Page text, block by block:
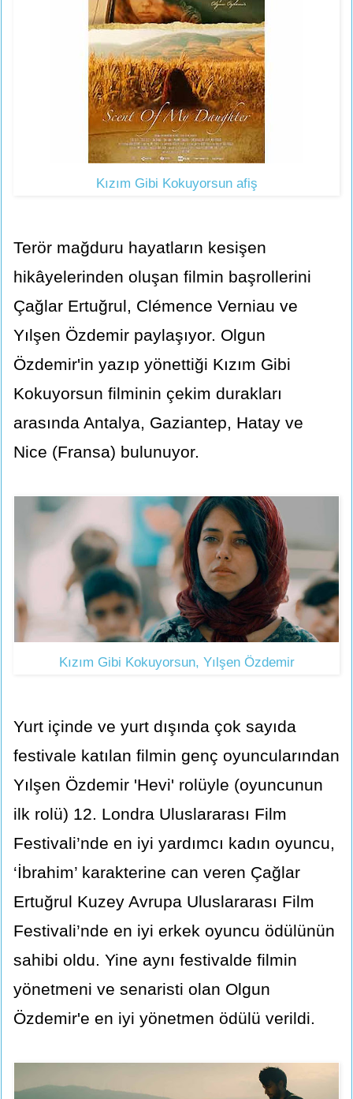
Kızım Gibi Kokuyorsun afiş
Terör mağduru hayatların kesişen
hikâyelerinden oluşan filmin başrollerini
Çağlar Ertuğrul, Clémence Verniau ve
Yılşen Özdemir paylaşıyor. Olgun
Özdemir'in yazıp yönettiği Kızım Gibi
Kokuyorsun filminin çekim durakları
arasında Antalya, Gaziantep, Hatay ve
Nice (Fransa) bulunuyor.
Kızım Gibi Kokuyorsun, Yılşen Özdemir
Yurt içinde ve yurt dışında çok sayıda
festivale katılan filmin genç oyuncularından
Yılşen Özdemir 'Hevi' rolüyle (oyuncunun
ilk rolü) 12. Londra Uluslararası Film
Festivali’nde en iyi yardımcı kadın oyuncu,
‘İbrahim’ karakterine can veren Çağlar
Ertuğrul Kuzey Avrupa Uluslararası Film
Festivali’nde en iyi erkek oyuncu ödülünün
sahibi oldu. Yine aynı festivalde filmin
yönetmeni ve senaristi olan Olgun
Özdemir'e en iyi yönetmen ödülü verildi.